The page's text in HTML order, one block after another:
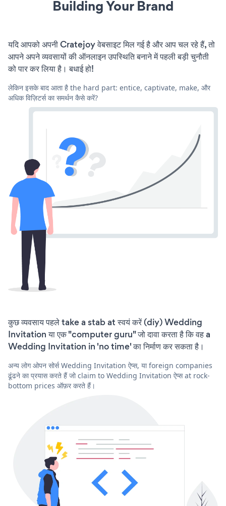
Building Your Brand
यदि आपको अपनी Cratejoy वेबसाइट मिल गई है और आप चल रहे हैं, तो
आपने अपने व्यवसायों की ऑनलाइन उपस्थिति बनाने में पहली बड़ी चुनौती
को पार कर लिया है। बधाई हो!
लेकिन इसके बाद आता है the hard part: entice, captivate, make, और
अधिक विज़िटर्स का समर्थन कैसे करें?
कुछ व्यवसाय पहले take a stab at स्वयं करें (diy) Wedding
Invitation या एक "computer guru" जो दावा करता है कि वह a
Wedding Invitation in 'no time' का निर्माण कर सकता है।
अन्य लोग ओपन सोर्स Wedding Invitation ऐप्स, या foreign companies
ढूंढने का प्रयास करते हैं जो claim to Wedding Invitation ऐप्स at rock-
bottom prices ऑफ़र करते हैं।